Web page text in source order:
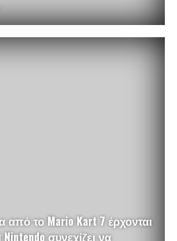
από το Mario Kart 7 έρχονται
συνεχίζει να